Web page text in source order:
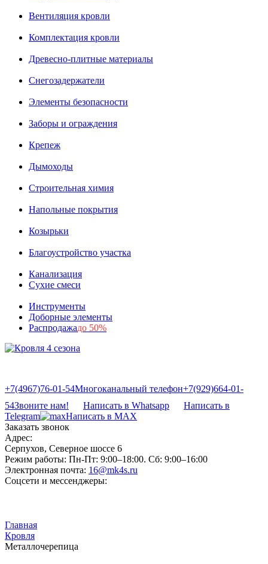
Вентиляция кровли
Комплектация кровли
Древесно-плитные материалы
Снегозадержатели
Элементы безопасности
Заборы и ограждения
Крепеж
Дымоходы
Строительная химия
Напольные покрытия
Козырьки
Благоустройство участка
Канализация
Сухие смеси
Инструменты
Доборные элементы
Распродажадо 50%
+7(4967)76-01-54Многоканальный телефон+7(929)664-01-
54Звоните нам! Написать в Whatsapp
Написать в
Telegram
Написать в MAX
Заказать звонок
Адрес:
Серпухов, Северное шоссе 6
Режим работы: Пн-Пт: 9:00–18:00. Сб: 9:00–16:00
Электронная почта: 16@mk4s.ru
Соцсети и мессенджеры:
Главная
Кровля
Металлочерепица